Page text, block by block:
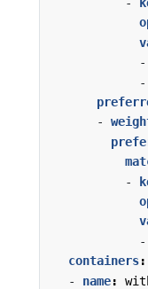
-
-
-
-
-
containers:
- name: